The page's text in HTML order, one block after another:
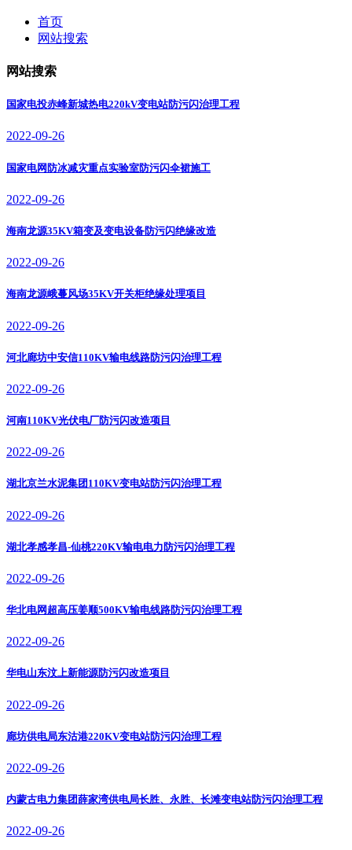
首页
网站搜索
网站搜索
国家电投赤峰新城热电220kV变电站防污闪治理工程
2022-09-26
国家电网防冰减灾重点实验室防污闪伞裙施工
2022-09-26
海南龙源35KV箱变及变电设备防污闪绝缘改造
2022-09-26
海南龙源峨蔓风场35KV开关柜绝缘处理项目
2022-09-26
河北廊坊中安信110KV输电线路防污闪治理工程
2022-09-26
河南110KV光伏电厂防污闪改造项目
2022-09-26
湖北京兰水泥集团110KV变电站防污闪治理工程
2022-09-26
湖北孝感孝昌-仙桃220KV输电电力防污闪治理工程
2022-09-26
华北电网超高压姜顺500KV输电线路防污闪治理工程
2022-09-26
华电山东汶上新能源防污闪改造项目
2022-09-26
廊坊供电局东沽港220KV变电站防污闪治理工程
2022-09-26
内蒙古电力集团薛家湾供电局长胜、永胜、长滩变电站防污闪治理工程
2022-09-26